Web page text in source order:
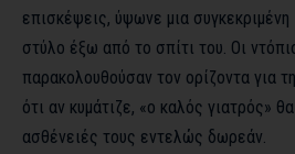
επισκέψεις, ύψωνε μια συγκεκριμένη
στύλο έξω από το σπίτι του. Οι
παρακολουθούσαν τον ορίζοντα για
ότι αν κυμάτιζε, «ο καλός γιατρός»
ασθένειές τους εντελώς δωρεάν.